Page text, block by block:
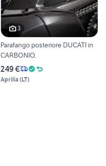
3
Parafango posteriore DUCATI in
CARBONIO.
249 €
Aprilia (LT)